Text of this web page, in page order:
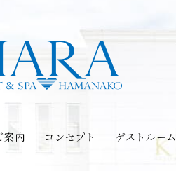
案内 コンセプト ゲストルーム